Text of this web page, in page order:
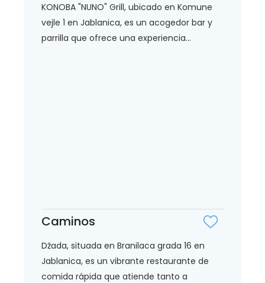
KONOBA "NUNO" Grill, ubicado en Komune
vejle 1 en Jablanica, es un acogedor bar y
parrilla que ofrece una experiencia...
Caminos
Džada, situada en Branilaca grada 16 en
Jablanica, es un vibrante restaurante de
comida rápida que atiende tanto a